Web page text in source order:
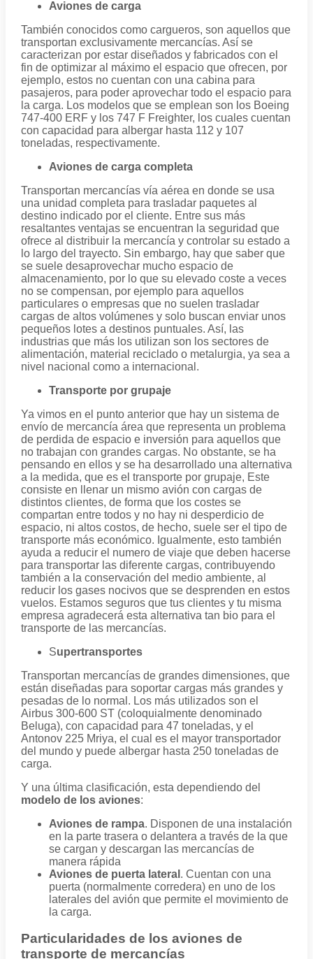
Aviones de carga
También conocidos como cargueros, son aquellos que
transportan exclusivamente mercancías. Así se
caracterizan por estar diseñados y fabricados con el
fin de optimizar al máximo el espacio que ofrecen, por
ejemplo, estos no cuentan con una cabina para
pasajeros, para poder aprovechar todo el espacio para
la carga. Los modelos que se emplean son los Boeing
747-400 ERF y los 747 F Freighter, los cuales cuentan
con capacidad para albergar hasta 112 y 107
toneladas, respectivamente.
Aviones de carga completa
Transportan mercancías vía aérea en donde se usa
una unidad completa para trasladar paquetes al
destino indicado por el cliente. Entre sus más
resaltantes ventajas se encuentran la seguridad que
ofrece al distribuir la mercancía y controlar su estado a
lo largo del trayecto. Sin embargo, hay que saber que
se suele desaprovechar mucho espacio de
almacenamiento, por lo que su elevado coste a veces
no se compensan, por ejemplo para aquellos
particulares o empresas que no suelen trasladar
cargas de altos volúmenes y solo buscan enviar unos
pequeños lotes a destinos puntuales. Así, las
industrias que más los utilizan son los sectores de
alimentación, material reciclado o metalurgia, ya sea a
nivel nacional como a internacional.
Transporte por grupaje
Ya vimos en el punto anterior que hay un sistema de
envío de mercancía área que representa un problema
de perdida de espacio e inversión para aquellos que
no trabajan con grandes cargas. No obstante, se ha
pensando en ellos y se ha desarrollado una alternativa
a la medida, que es el transporte por grupaje, Este
consiste en llenar un mismo avión con cargas de
distintos clientes, de forma que los costes se
compartan entre todos y no hay ni desperdicio de
espacio, ni altos costos, de hecho, suele ser el tipo de
transporte más económico. Igualmente, esto también
ayuda a reducir el numero de viaje que deben hacerse
para transportar las diferente cargas, contribuyendo
también a la conservación del medio ambiente, al
reducir los gases nocivos que se desprenden en estos
vuelos. Estamos seguros que tus clientes y tu misma
empresa agradecerá esta alternativa tan bio para el
transporte de las mercancías.
Supertransportes
Transportan mercancías de grandes dimensiones, que
están diseñadas para soportar cargas más grandes y
pesadas de lo normal. Los más utilizados son el
Airbus 300-600 ST (coloquialmente denominado
Beluga), con capacidad para 47 toneladas, y el
Antonov 225 Mriya, el cual es el mayor transportador
del mundo y puede albergar hasta 250 toneladas de
carga.
Y una última clasificación, esta dependiendo del
modelo de los aviones:
Aviones de rampa. Disponen de una instalación
en la parte trasera o delantera a través de la que
se cargan y descargan las mercancías de
manera rápida
Aviones de puerta lateral . Cuentan con una
puerta (normalmente corredera) en uno de los
laterales del avión que permite el movimiento de
la carga.
Particularidades de los aviones de
transporte de mercancías